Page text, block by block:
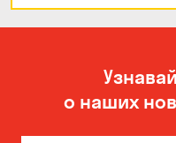
о наших